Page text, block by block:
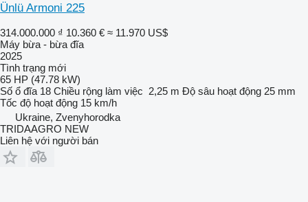
Ünlü Armoni 225
314.000.000 ₫ 10.360 € ≈ 11.970 US$
Máy bừa - bừa đĩa
2025
Tình trạng mới
65 HP (47.78 kW)
Số ổ đĩa 18 Chiều rộng làm việc 2,25 m Độ sâu hoạt động 25 mm
Tốc độ hoạt động 15 km/h
Ukraine, Zvenyhorodka
TRIDAAGRO NEW
Liên hệ với người bán